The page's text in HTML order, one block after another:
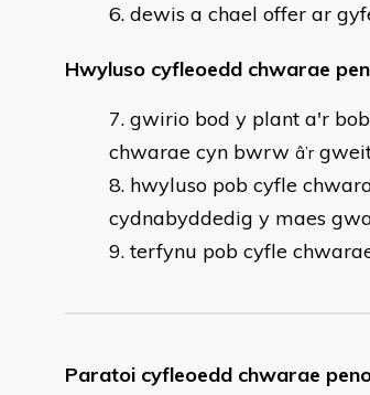
dewis a chael offer ar
Hwyluso cyfleoedd chwarae
gwirio bod y plant a'r
chwarae cyn bwrw â’r
hwyluso pob cyfle
cydnabyddedig y maes
terfynu pob cyfle
Paratoi cyfleoedd chwarae